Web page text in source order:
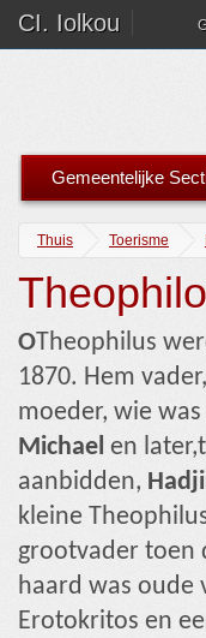
CI. Iolkou
Gemeentelijke
Thuis Toerisme
ΟTheophilus
1870. Hem
moeder, wie
Michael en
aanbidden,
kleine
grootvader toen
haard was oude
Erotokritos en